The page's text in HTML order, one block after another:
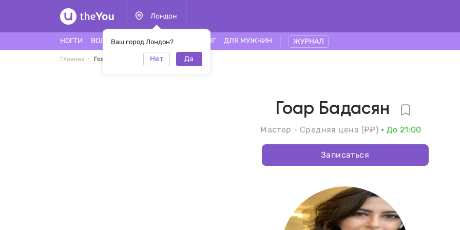
Лондон
Ваш город Лондон?
Нет Да
НОГТИ ВОЛОСЫ ЛИЦО ТАТУ ПИРСИНГ ДЛЯ МУЖЧИН ЖУРНАЛ
Главная Гоар Бадасян
Гоар Бадасян
Мастер Средняя цена (₽₽) До 21:00
Записаться